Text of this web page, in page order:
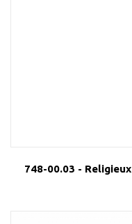
748-00.03 - Religieux